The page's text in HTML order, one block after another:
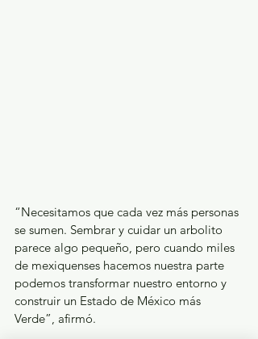
“Necesitamos que cada vez más personas
se sumen. Sembrar y cuidar un arbolito
parece algo pequeño, pero cuando miles
de mexiquenses hacemos nuestra parte
podemos transformar nuestro entorno y
construir un Estado de México más
Verde”, afirmó.